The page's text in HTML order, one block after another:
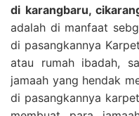
di karangbaru,
adalah di manfaat
di pasangkannya
atau rumah ibadah,
jamaah yang hendak
di pasangkannya